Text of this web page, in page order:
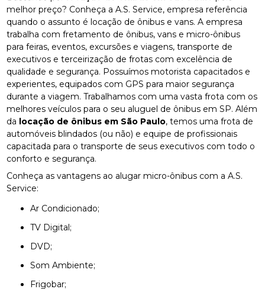
melhor preço? Conheça a A.S. Service, empresa referência
quando o assunto é locação de ônibus e vans. A empresa
trabalha com fretamento de ônibus, vans e micro-ônibus
para feiras, eventos, excursões e viagens, transporte de
executivos e terceirização de frotas com excelência de
qualidade e segurança. Possuímos motorista capacitados e
experientes, equipados com GPS para maior segurança
durante a viagem. Trabalhamos com uma vasta frota com os
melhores veículos para o seu aluguel de ônibus em SP. Além
da locação de ônibus em São Paulo, temos uma frota de
automóveis blindados (ou não) e equipe de profissionais
capacitada para o transporte de seus executivos com todo o
conforto e segurança.
Conheça as vantagens ao alugar micro-ônibus com a A.S.
Service:
Ar Condicionado;
TV Digital;
DVD;
Som Ambiente;
Frigobar;